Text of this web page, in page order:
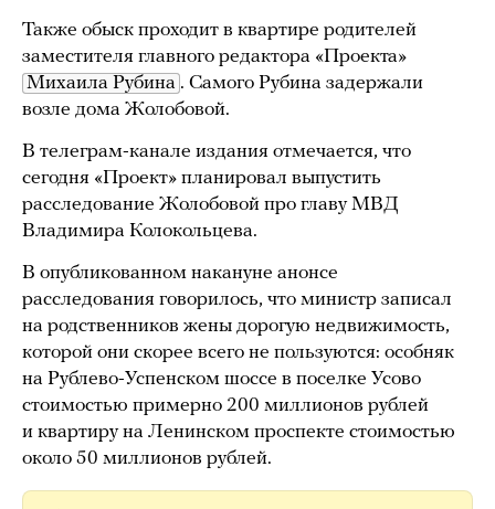
Также обыск проходит в квартире родителей
заместителя главного редактора «Проекта»
Михаила Рубина . Самого Рубина задержали
возле дома Жолобовой.
В телеграм-канале издания отмечается, что
сегодня «Проект» планировал выпустить
расследование Жолобовой про главу МВД
Владимира Колокольцева.
В опубликованном накануне анонсе
расследования говорилось, что министр записал
на родственников жены дорогую недвижимость,
которой они скорее всего не пользуются: особняк
на Рублево-Успенском шоссе в поселке Усово
стоимостью примерно 200 миллионов рублей
и квартиру на Ленинском проспекте стоимостью
около 50 миллионов рублей.